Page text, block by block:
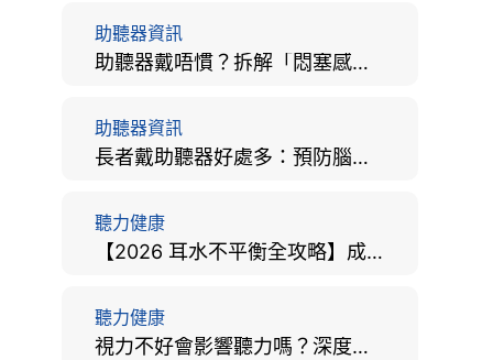
助聽器資訊
助聽器戴唔慣？拆解「悶塞感」成因、堵耳效應與 4 週適應期全攻略
助聽器資訊
長者戴助聽器好處多：預防腦退化、9大誤區破解及家屬陪伴全手冊
聽力健康
【2026 耳水不平衡全攻略】成因、病徵、治療及改善方法
聽力健康
視力不好會影響聽力嗎？深度拆解大腦「眼耳並用」的科學秘密